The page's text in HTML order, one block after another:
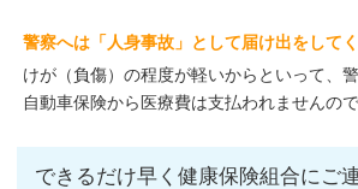
警察へは「人身事故」として届け出をして
けが（負傷）の程度が軽いからといって、
自動車保険から医療費は支払われませんの
できるだけ早く健康保険組合にご